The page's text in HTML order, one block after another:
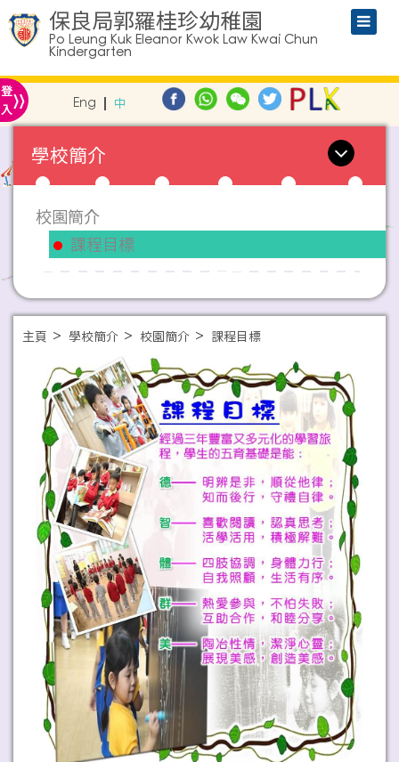
保良局郭羅桂珍幼稚園
Po Leung Kuk Eleanor Kwok Law Kwai Chun
Kindergarten
登
入» Eng 中
學校簡介
校園簡介
課程目標
主頁 學校簡介 校園簡介 課程目標